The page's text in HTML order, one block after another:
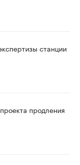
станции
продления